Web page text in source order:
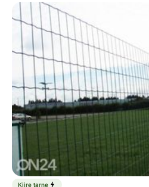
Aiavõrk Classic
Kiire tarne